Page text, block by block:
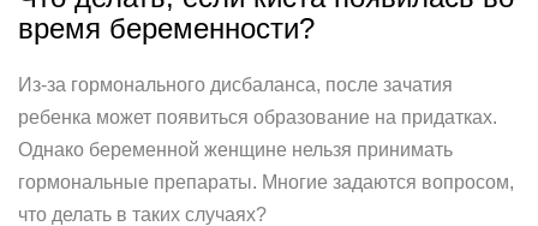
время беременности?
Из-за гормонального дисбаланса, после зачатия
ребенка может появиться образование на придатках.
Однако беременной женщине нельзя принимать
гормональные препараты. Многие задаются вопросом,
что делать в таких случаях?